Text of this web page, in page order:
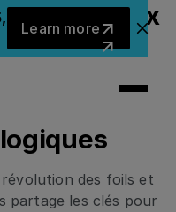
Learn more
Learn more
les bateaux
:
des foils et
partage les clés pour